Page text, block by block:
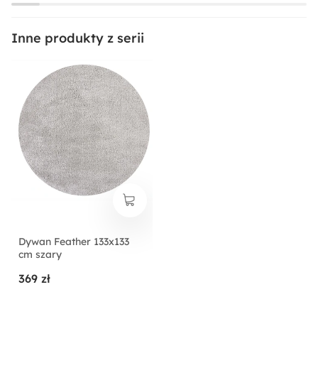
Inne produkty z serii
Dywan Feather 133x133
cm szary
369 zł